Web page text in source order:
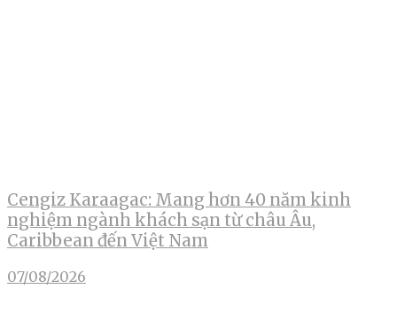
Cengiz Karaagac: Mang hơn 40 năm kinh
nghiệm ngành khách sạn từ châu Âu,
Caribbean đến Việt Nam
07/08/2026